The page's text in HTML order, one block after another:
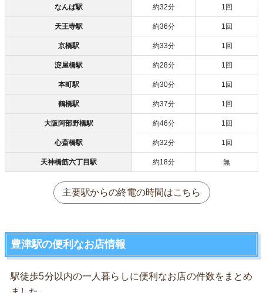
なんば駅 約32分 1回
天王寺駅 約36分 1回
京橋駅 約33分 1回
淀屋橋駅 約28分 1回
本町駅 約30分 1回
鶴橋駅 約37分 1回
大阪阿部野橋駅 約46分 1回
心斎橋駅 約32分 1回
天神橋筋六丁目駅 約18分 無
主要駅からの終電の時間はこちら
豊津駅の便利なお店情報
駅徒歩5分以内の一人暮らしに便利なお店の件数をまとめ